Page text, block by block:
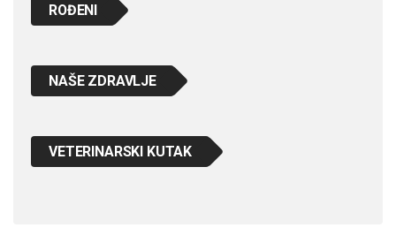
ROĐENI
NAŠE ZDRAVLJE
VETERINARSKI KUTAK